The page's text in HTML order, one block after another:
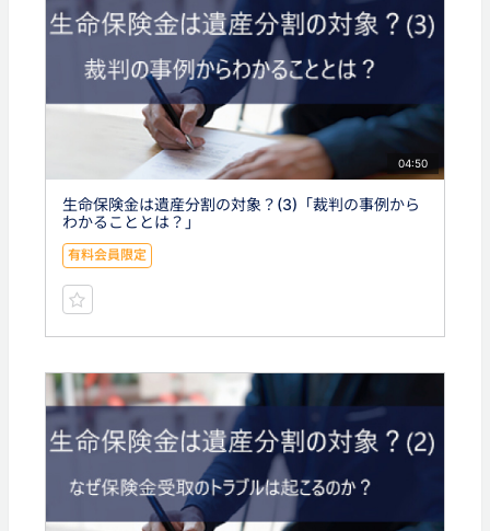
04:50
生命保険金は遺産分割の対象？(3)「裁判の事例から
わかることとは？」
有料会員限定